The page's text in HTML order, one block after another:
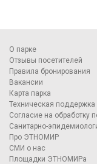
О парке
Отзывы посетителей
Правила бронирования
Вакансии
Карта парка
Техническая поддержка
Согласие на обработку
Санитарно-
Про ЭТНОМИР
СМИ о нас
Площадки ЭТНОМИРа